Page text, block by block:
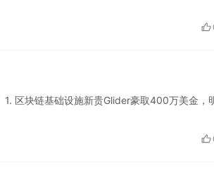
1. 区块链基础设施新贵Glider豪取400万美金，